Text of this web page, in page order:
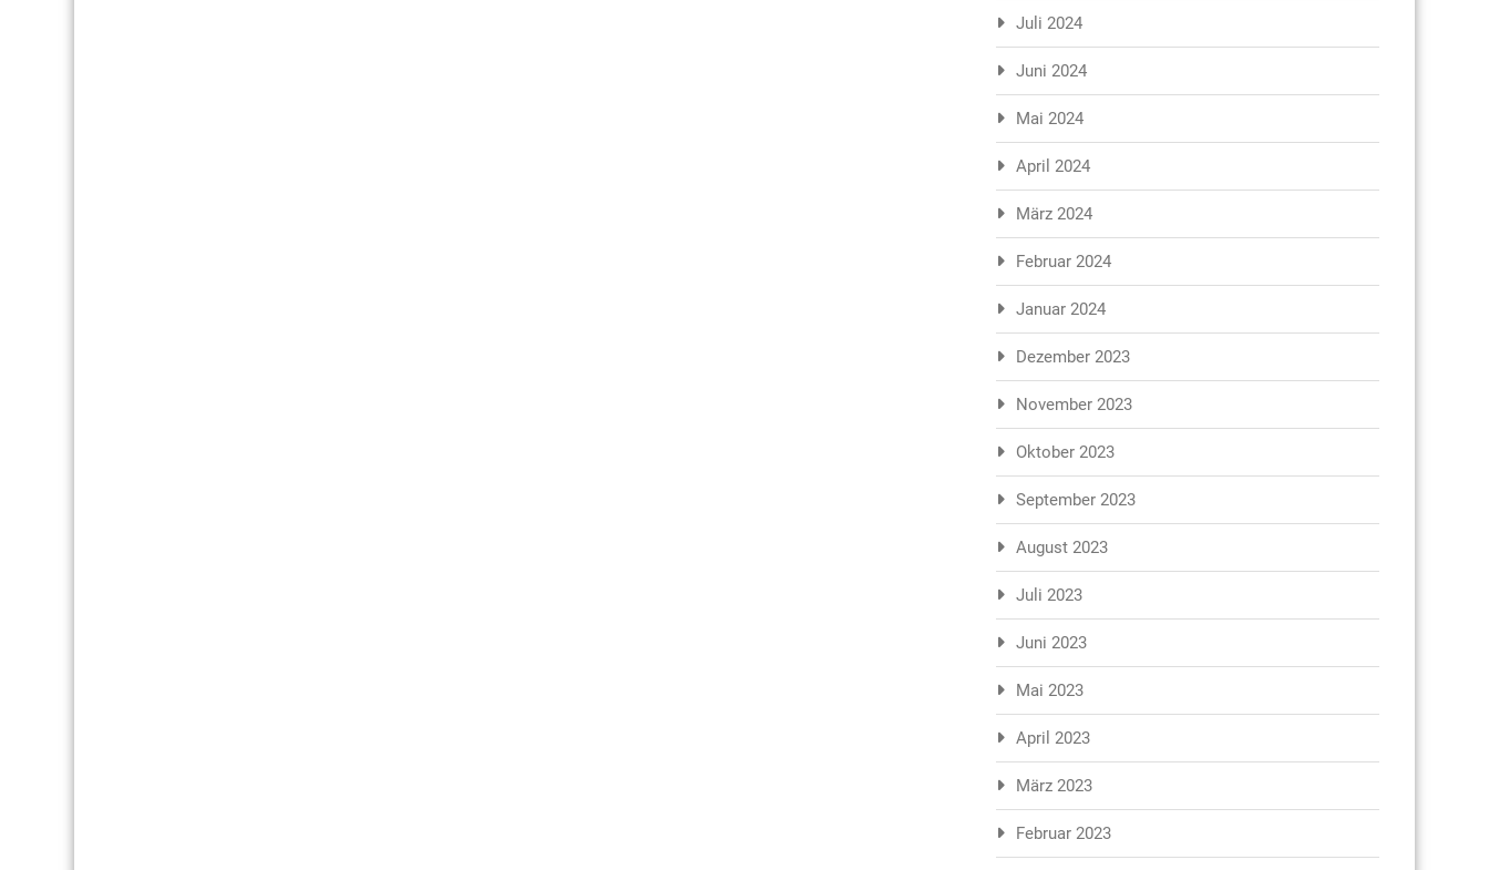
Juli 2024
Juni 2024
Mai 2024
April 2024
März 2024
Februar 2024
Januar 2024
Dezember 2023
November 2023
Oktober 2023
September 2023
August 2023
Juli 2023
Juni 2023
Mai 2023
April 2023
März 2023
Februar 2023